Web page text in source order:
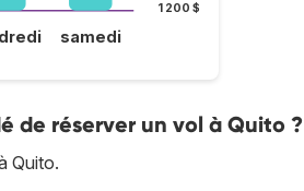
1 200 $
samedi
de réserver un vol à Quito ?
Quito.